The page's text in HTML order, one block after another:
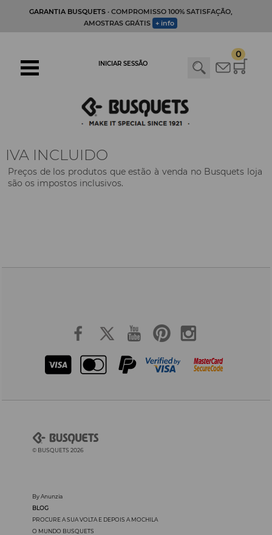
GARANTIA BUSQUETS· COMPROMISSO 100% SATISFAÇÃO,
AMOSTRAS GRÁTIS + info
0
INICIAR SESSÃO
IVA INCLUIDO
Preços de los produtos que estão à venda no Busquets loja
são os impostos inclusivos.
© BUSQUETS 2026
By Anunzia
BLOG
PROCURE A SUA VOLTA E DEPOIS A MOCHILA
O MUNDO BUSQUETS